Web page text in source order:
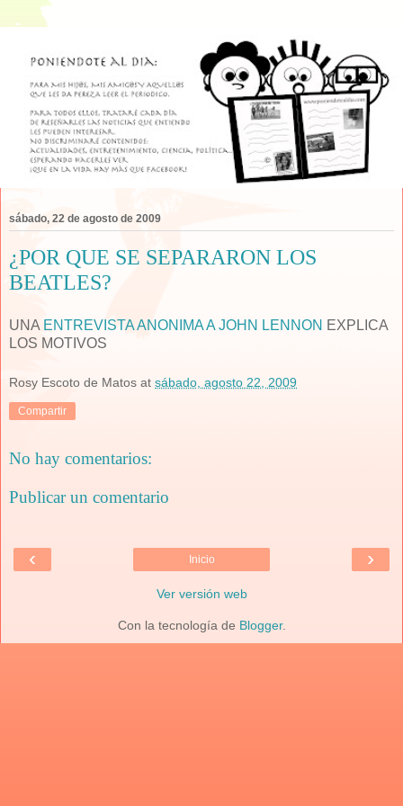
sábado, 22 de agosto de 2009
¿POR QUE SE SEPARARON LOS
BEATLES?
UNA ENTREVISTA ANONIMA A JOHN LENNON EXPLICA
LOS MOTIVOS
Rosy Escoto de Matos at sábado, agosto 22, 2009
Compartir
No hay comentarios:
Publicar un comentario
‹ ›
Inicio
Ver versión web
Con la tecnología de Blogger.